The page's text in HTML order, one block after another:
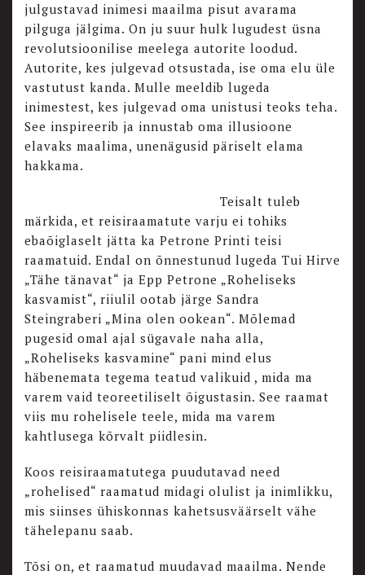
julgustavad inimesi maailma pisut avarama
pilguga jälgima. On ju suur hulk lugudest üsna
revolutsioonilise meelega autorite loodud.
Autorite, kes julgevad otsustada, ise oma elu üle
vastutust kanda. Mulle meeldib lugeda
inimestest, kes julgevad oma unistusi teoks teha.
See inspireerib ja innustab oma illusioone
elavaks maalima, unenägusid päriselt elama
hakkama.
Teisalt tuleb
märkida, et reisiraamatute varju ei tohiks
ebaõiglaselt jätta ka Petrone Printi teisi
raamatuid. Endal on õnnestunud lugeda Tui Hirve
„Tähe tänavat“ ja Epp Petrone „Roheliseks
kasvamist“, riiulil ootab järge Sandra
Steingraberi „Mina olen ookean“. Mõlemad
pugesid omal ajal sügavale naha alla,
„Roheliseks kasvamine“ pani mind elus
häbenemata tegema teatud valikuid , mida ma
varem vaid teoreetiliselt õigustasin. See raamat
viis mu rohelisele teele, mida ma varem
kahtlusega kõrvalt piidlesin.
Koos reisiraamatutega puudutavad need
„rohelised“ raamatud midagi olulist ja inimlikku,
mis siinses ühiskonnas kahetsusväärselt vähe
tähelepanu saab.
Tõsi on, et raamatud muudavad maailma. Nende